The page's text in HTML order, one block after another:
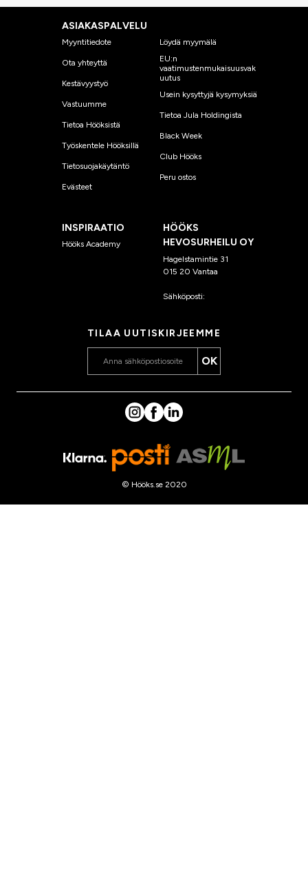
ASIAKASPALVELU
Myyntitiedote
Ota yhteyttä
Kestävyystyö
Vastuumme
Tietoa Hööksistä
Työskentele Hööksillä
Tietosuojakäytäntö
Evästeet
Löydä myymälä
EU:n
vaatimustenmukaisuusvak
uutus
Usein kysyttyjä kysymyksiä
Tietoa Jula Holdingista
Black Week
Club Hööks
Peru ostos
INSPIRAATIO
Hööks Academy
HÖÖKS
HEVOSURHEILU OY
Hagelstamintie 31
015 20 Vantaa
Sähköposti:
TILAA UUTISKIRJEEMME
OK
© Hööks.se 2020